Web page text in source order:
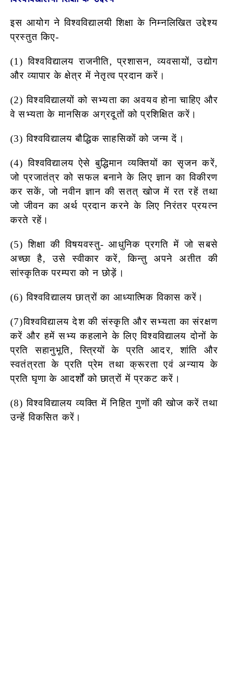
इस आयोग ने विश्वविद्यालयी शिक्षा के निम्नलिखित उद्देश्य
प्रस्तुत किए-
(1) विश्वविद्यालय राजनीति, प्रशासन, व्यवसायों, उद्योग
और व्यापार के क्षेत्र में नेतृत्व प्रदान करें।
(2) विश्वविद्यालयों को सभ्यता का अवयव होना चाहिए और
वे सभ्यता केमानसिक अग्रदूतों को प्रशिक्षित करें।
(3) विश्वविद्यालय बौद्धिक साहसिकों को जन्म दें।
(4) विश्वविद्यालय ऐसे बुद्धिमान व्यक्तियों का सृजन करें,
जो प्रजातंत्र कोसफल बनाने के लिए ज्ञान का विकीरण
कर सकें, जो नवीन ज्ञान की सतत् खोज में रत रहें तथा
जो जीवन का अर्थ प्रदान करने के लिए निरंतरप्रयत्न
करते रहें।
(5) शिक्षा की विषयवस्तु- आधुनिक प्रगति में जो सबसे
अच्छा है, उसे स्वीकारकरें, किन्तु अपने अतीत की
सांस्कृतिक परम्परा को न छोड़ें।
(6) विश्वविद्यालय छात्रों का आध्यात्मिक विकास करें।
(7)विश्वविद्यालय देश की संस्कृति और सभ्यता का संरक्षण
करें और हमें सभ्यकहलाने के लिए विश्वविद्यालय दोनों के
प्रति सहानुभूति, स्त्रियों के प्रति आदर, शांति और
स्वतंत्रता के प्रति प्रेम तथा क्रूरता एवं अन्याय के
प्रतिघृणा के आदर्शों को छात्रों में प्रकट करें।
(8) विश्वविद्यालय व्यक्ति में निहित गुणों की खोज करें तथा
उन्हें विकसित करें।